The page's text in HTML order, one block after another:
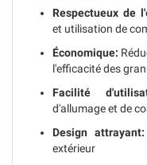
Respectueux de
et utilisation de
Économique:
l'efficacité des
Facilité
d'allumage et de
Design attrayant:
extérieur